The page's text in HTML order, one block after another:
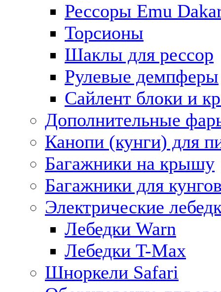
Рессоры Emu
Торсионы
Шаклы для рессор
Рулевые демпферы
Сайлент блоки и
Дополнительные
Канопи (кунги) для
Багажники на крышу
Багажники для
Электрические
Лебедки Warn
Лебедки T-Max
Шноркели Safari